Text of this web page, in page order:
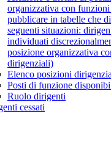
organizzativa con
pubblicare in tabelle che
seguenti situazioni:
individuati
posizione organizzativa
dirigenziali)
Elenco posizioni
Posti di funzione
Ruolo dirigenti
cessati